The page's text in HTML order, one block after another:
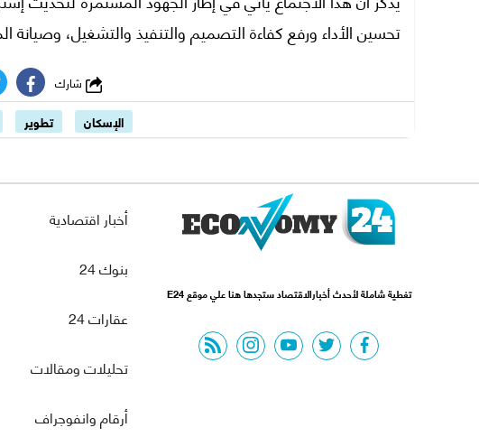
تحسين الأداء ورفع كفاءة التصميم والتنفيذ والتشغيل، وصيانة
الإسكان
تطوير
تغطية شاملة لأحدث أخبارالاقتصاد ستجدها هنا علي موقع E24
facebook
twitter
youtube
instagram
rss feed
أخبار اقتصادية
بنوك 24
عقارات 24
تحليلات ومقالات
أرقام وانفوجراف